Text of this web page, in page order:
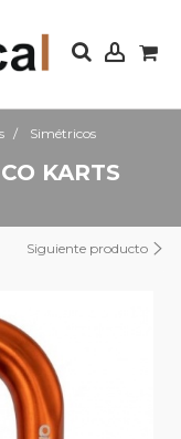
Simétricos
KARTS
Siguiente producto